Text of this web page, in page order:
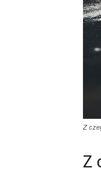
Z
Z